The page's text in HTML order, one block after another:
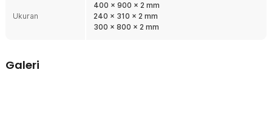
Terbuat dari kain dan karet berkualitas tinggi yang kuat dan tahan
lama. Mouse pad ini siap menemani sesi gaming intens tanpa
mudah sobek atau terkelupas.
Semua tepi mouse pad dilengkapi jahitan tambahan agar tidak
mudah rusak atau terkelupas. Jahitan ini juga mencegah permukaan
Ukuran
400 x 900 x 2 mm
240 x 310 x 2 mm
300 x 800 x 2 mm
Galeri